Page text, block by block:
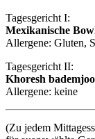
Tagesgericht I:
Mexikanische
Allergene: Gluten,
Tagesgericht II:
Khoresh
Allergene: keine
(Zu jedem